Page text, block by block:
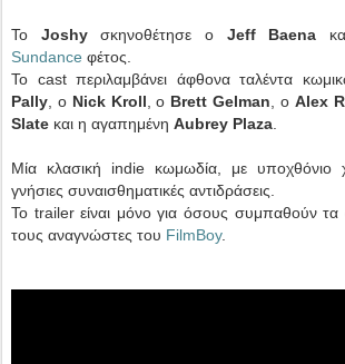
Το Joshyσκηνοθέτησε ο Jeff Baena
Sundance φέτος.
Το cast περιλαμβάνει άφθονα ταλέντα
Pally , οNick Kroll , ο Brett Gelman , ο Alex
Slate και η αγαπημένη Aubrey Plaza
Μία κλασική indie κωμωδία, με υποχθόνιο
γνήσιες συναισθηματικές αντιδράσεις.
Το trailer είναι μόνο για όσους συμπαθούν τα
τους αναγνώστες του FilmBoy.